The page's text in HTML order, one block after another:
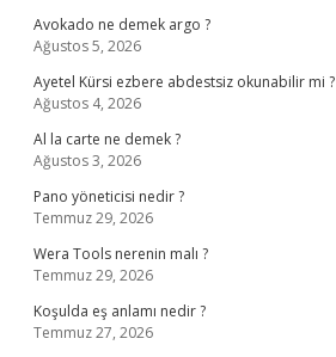
Avokado ne demek argo ?
Ağustos 5, 2026
Ayetel Kürsi ezbere abdestsiz okunabilir mi ?
Ağustos 4, 2026
Al la carte ne demek ?
Ağustos 3, 2026
Pano yöneticisi nedir ?
Temmuz 29, 2026
Wera Tools nerenin malı ?
Temmuz 29, 2026
Koşulda eş anlamı nedir ?
Temmuz 27, 2026